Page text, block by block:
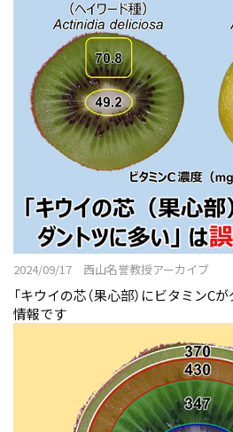
2024/09/17 西山名誉教授アーカイブ
「キウイの芯（果心部）にビタミンC
情報です